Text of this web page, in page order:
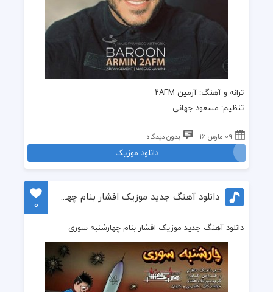
ترانه و آهنگ: آرمین ۲AFM
تنظیم: مسعود جهانی
09 مارس 16 بدون دیدگاه
دانلود موزیک
دانلود آهنگ جدید موزیک افشار بنام چهارشنبه سوری
0
دانلود آهنگ جدید موزیک افشار بنام چهارشنبه سوری